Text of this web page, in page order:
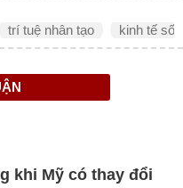
trí tuệ nhân tạo kinh tế số
khi Mỹ có thay đổi